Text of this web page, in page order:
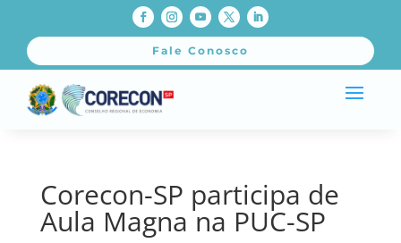
Fale Conosco
Corecon-SP participa de
Aula Magna na PUC-SP